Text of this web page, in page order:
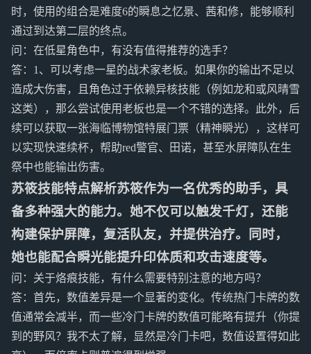
时，使用的组合是难度6的瞬息之忆景、茜和修，能够顺利
通过到达第二层的终点。
问：在低星角色中，有没有值得推荐的选手？
答：1、可以考虑一星的战术家老板。如果你的输出不足以
造成大伤害，且角色过于依赖异核技能（例如龙和或风晴雪
这类），那么尝试使用老板也是一个不错的选择。此外，后
续可以获取一张海临博物馆特展门票（精神瞬光），这样可
以实现快速续杯，帮助red警官、田诺，甚至水屏障队在生
祭中也能输出伤害。
苏筱技能特点解析苏筱作为一名优秀的助手，具
备多种强大的能力。她不仅可以触发千灯，还能
构建保护屏障，复活队友，并提供治疗。同时，
她也能配合瞬光能提升印体质和攻击速度等。
问：关于烙痕技能，有什么需要特别注意的地方吗？
答：首先，数值差异是一个显著的变化。传统热门卡牌的数
值通常会减半，而一些冷门卡牌的数值可能略有提升（你提
到的野风？我不太了解，显然是冷门卡吧，数值设置得如此